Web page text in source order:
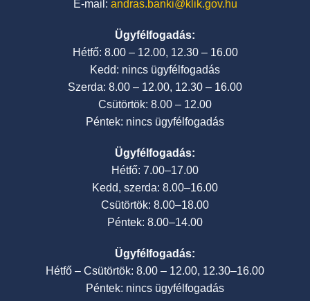
E-mail: andras.banki@klik.gov.hu
Ügyfélfogadás:
Hétfő: 8.00 – 12.00, 12.30 – 16.00
Kedd: nincs ügyfélfogadás
Szerda: 8.00 – 12.00, 12.30 – 16.00
Csütörtök: 8.00 – 12.00
Péntek: nincs ügyfélfogadás
Ügyfélfogadás:
Hétfő: 7.00–17.00
Kedd, szerda: 8.00–16.00
Csütörtök: 8.00–18.00
Péntek: 8.00–14.00
Ügyfélfogadás:
Hétfő – Csütörtök: 8.00 – 12.00, 12.30–16.00
Péntek: nincs ügyfélfogadás